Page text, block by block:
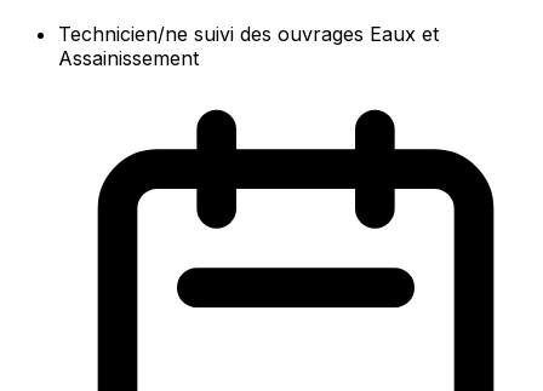
Technicien/ne suivi des ouvrages Eaux et
Assainissement